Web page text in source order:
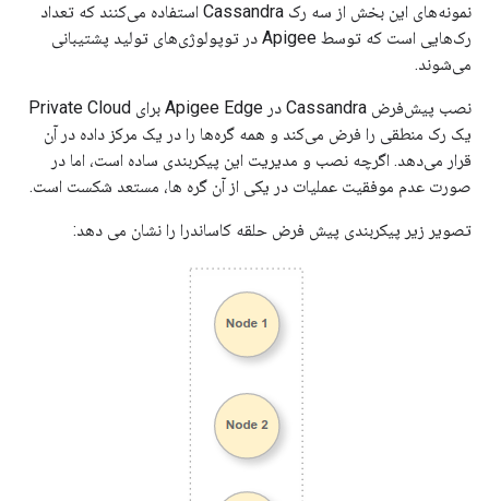
نمونه‌های این بخش از سه رک Cassandra استفاده می‌کنند که تعداد
رک‌هایی است که توسط Apigee در توپولوژی‌های تولید پشتیبانی
می‌شوند.
نصب پیش‌فرض Cassandra در Apigee Edge برای Private Cloud
یک رک منطقی را فرض می‌کند و همه گره‌ها را در یک مرکز داده در آن
قرار می‌دهد. اگرچه نصب و مدیریت این پیکربندی ساده است، اما در
صورت عدم موفقیت عملیات در یکی از آن گره ها، مستعد شکست است.
تصویر زیر پیکربندی پیش فرض حلقه کاساندرا را نشان می دهد: